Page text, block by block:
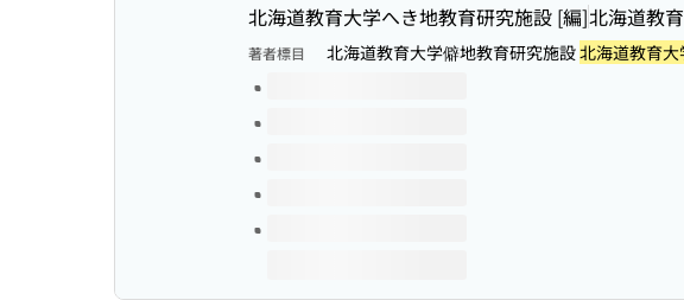
北海道教育大学へき地教育研究施設 [編]北海道教
著者標目 北海道教育大学僻地教育研究施設北海道教育
このタイトルの巻号